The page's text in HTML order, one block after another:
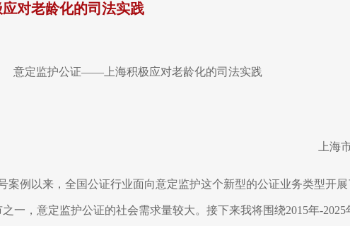
对老龄化的司法实践
意定监护公证——上海积极应对老龄化的司法实践
上海
案例以来，全国公证行业面向意定监护这个新型的公证业务类型开
一，意定监护公证的社会需求量较大。接下来我将围绕2015年-2025